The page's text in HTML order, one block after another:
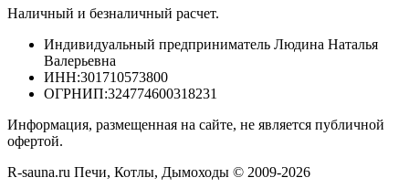
Наличный и безналичный расчет.
Индивидуальный предприниматель Людина Наталья
Валерьевна
ИНН:301710573800
ОГРНИП:324774600318231
Информация, размещенная на сайте, не является публичной
офертой.
R-sauna.ru Печи, Котлы, Дымоходы © 2009-2026